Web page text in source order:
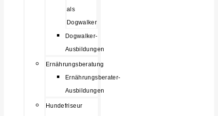
als
Dogwalker
Dogwalker-
Ausbildungen
Ernährungsberatung
Ernährungsberater-
Ausbildungen
Hundefriseur